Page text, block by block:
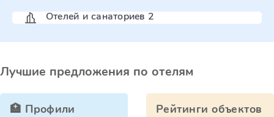
Отелей и санаториев 2
Лучшие предложения по отелям
🏥 Профили
Рейтинги объектов